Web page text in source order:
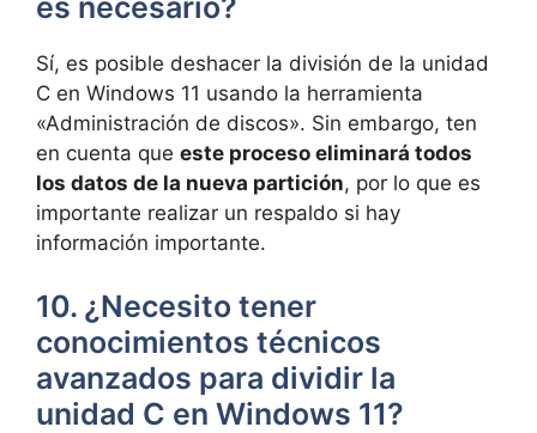
Sí, es posible deshacer la división de la unidad
C en Windows 11 usando la herramienta
«Administración de discos». Sin embargo, ten
en cuenta que este proceso eliminará todos
los datos de la nueva partición, por lo que es
importante realizar un respaldo si hay
información importante.
10. ¿Necesito tener
conocimientos técnicos
avanzados para dividir la
unidad C en Windows 11?